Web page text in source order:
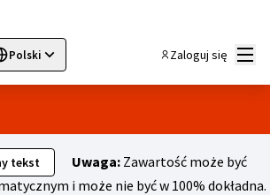
Polskiwählen Choose languageElegir el idioma
Zaloguj się
tekst Uwaga:Zawartość może być
i może nie być w 100% dokładna.